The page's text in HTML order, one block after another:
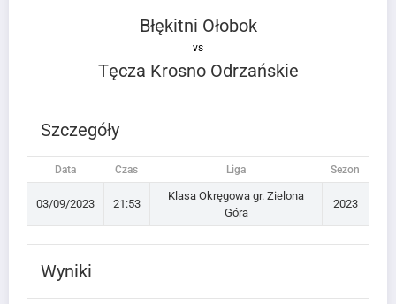
Błękitni Ołobok
vs
Tęcza Krosno Odrzańskie
Szczegóły
Data Czas Liga Sezon
03/09/2023 21:53
Klasa Okręgowa gr. Zielona
Góra
2023
Wyniki